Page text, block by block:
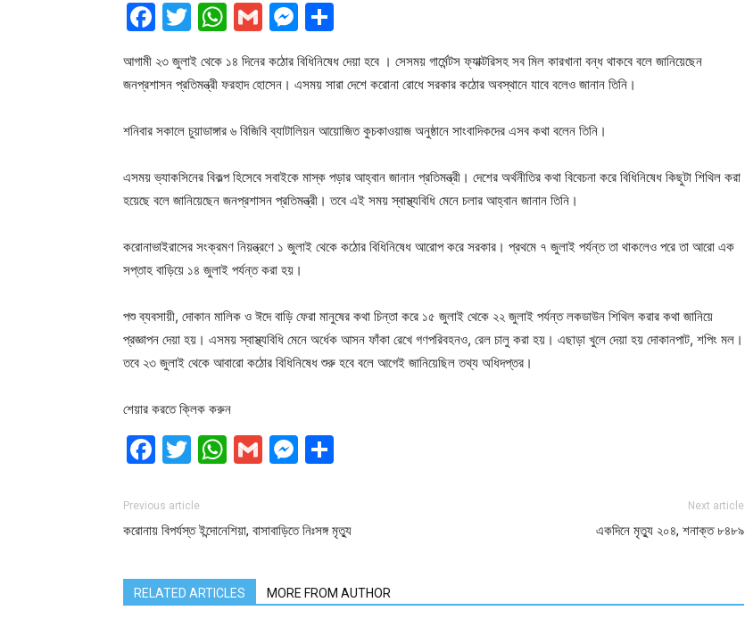
Facebook
Twitter
WhatsApp
GmailMessenger
আগামী ২৩ জুলাই থেকে ১৪ দিনের কঠোর বিধিনিষেধ দেয়া হবে । সেসময় গার্মেন্টস ফ্যাক্টরিসহ সব মিল কারখানা বন্ধ থাকবে বলে জানিয়েছেন
জনপ্রশাসন প্রতিমন্ত্রী ফরহাদ হোসেন। এসময় সারা দেশে করোনা রোধে সরকার কঠোর অবস্থানে যাবে বলেও জানান তিনি।
শনিবার সকালে চুয়াডাঙ্গার ৬ বিজিবি ব্যাটালিয়ন আয়োজিত কুচকাওয়াজ অনুষ্ঠানে সাংবাদিকদের এসব কথা বলেন তিনি।
এসময় ভ্যাকসিনের বিকল্প হিসেবে সবাইকে মাস্ক পড়ার আহ্বান জানান প্রতিমন্ত্রী। দেশের অর্থনীতির কথা বিবেচনা করে বিধিনিষেধ কিছুটা শিথিল করা
হয়েছে বলে জানিয়েছেন জনপ্রশাসন প্রতিমন্ত্রী। তবে এই সময় স্বাস্থ্যবিধি মেনে চলার আহ্বান জানান তিনি।
করোনাভাইরাসের সংক্রমণ নিয়ন্ত্রণে ১ জুলাই থেকে কঠোর বিধিনিষেধ আরোপ করে সরকার। প্রথমে ৭ জুলাই পর্যন্ত তা থাকলেও পরে তা আরো এক
সপ্তাহ বাড়িয়ে ১৪ জুলাই পর্যন্ত করা হয়।
পশু ব্যবসায়ী, দোকান মালিক ও ঈদে বাড়ি ফেরা মানুষের কথা চিন্তা করে ১৫ জুলাই থেকে ২২ জুলাই পর্যন্ত লকডাউন শিথিল করার কথা জানিয়ে
প্রজ্ঞাপন দেয়া হয়। এসময় স্বাস্থ্যবিধি মেনে অর্ধেক আসন ফাঁকা রেখে গণপরিবহনও, রেল চালু করা হয়। এছাড়া খুলে দেয়া হয় দোকানপাট, শপিং মল।
তবে ২৩ জুলাই থেকে আবারো কঠোর বিধিনিষেধ শুরু হবে বলে আগেই জানিয়েছিল তথ্য অধিদপ্তর।
শেয়ার করতে ক্লিক করুন
Facebook
Twitter
WhatsApp
GmailMessenger
Previous article
করোনায় বিপর্যস্ত ইন্দোনেশিয়া, বাসাবাড়িতে নিঃসঙ্গ মৃত্যু
Next article
একদিনে মৃত্যু ২০৪, শনাক্ত ৮৪৮৯
RELATED ARTICLES MORE FROM AUTHOR